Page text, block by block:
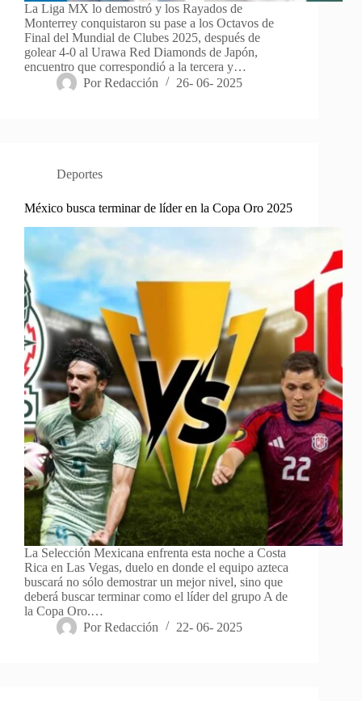
La Liga MX lo demostró y los Rayados de
Monterrey conquistaron su pase a los Octavos de
Final del Mundial de Clubes 2025, después de
golear 4-0 al Urawa Red Diamonds de Japón,
encuentro que correspondió a la tercera y…
Por Redacción 26- 06- 2025
Deportes
México busca terminar de líder en la Copa Oro 2025
La Selección Mexicana enfrenta esta noche a Costa
Rica en Las Vegas, duelo en donde el equipo azteca
buscará no sólo demostrar un mejor nivel, sino que
deberá buscar terminar como el líder del grupo A de
la Copa Oro.…
Por Redacción 22- 06- 2025